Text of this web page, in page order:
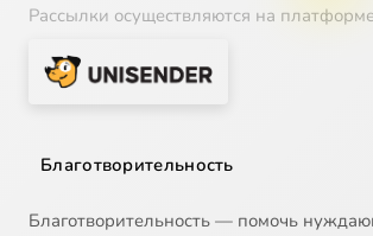
Рассылки осуществляются на платформе
Благотворительность
Благотворительность — помочь